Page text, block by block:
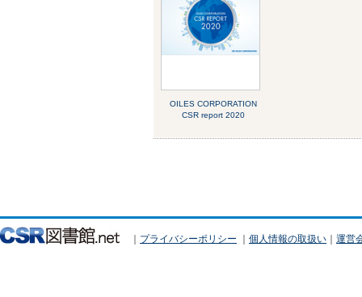
OILES CORPORATION
CSR report 2020
｜ プライバシーポリシー ｜ 個人情報の取扱い ｜ 運営